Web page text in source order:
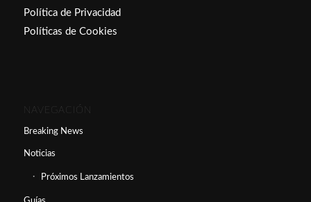
Política de Privacidad
Políticas de Cookies
NAVEGACIÓN
Breaking News
Noticias
Próximos Lanzamientos